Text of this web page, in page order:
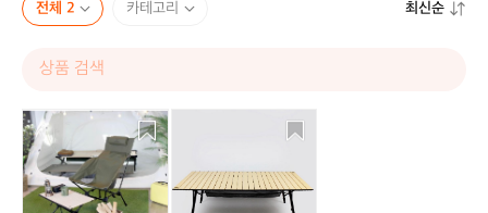
전체 2 카테고리 최신순
테
르
보
캠
핑
캠